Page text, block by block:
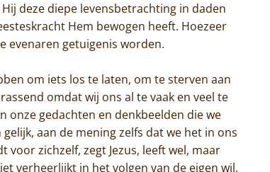
deze diepe levensbetrachting in daden
Hem bewogen heeft. Hoezeer
evenaren getuigenis worden.
om iets los te laten, om te sterven aan
omdat wij ons al te vaak en veel te
onze gedachten en denkbeelden die we
aan de mening zelfs dat we het in ons
zichzelf, zegt Jezus, leeft wel, maar
verheerlijkt in het volgen van de eigen wil.